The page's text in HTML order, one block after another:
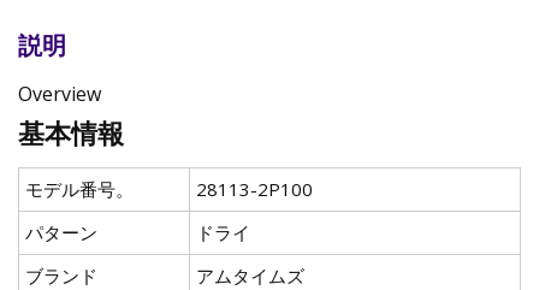
説明
Overview
基本情報
モデル番号。
28113-2P100
パターン
ドライ
ブランド
アムタイムズ